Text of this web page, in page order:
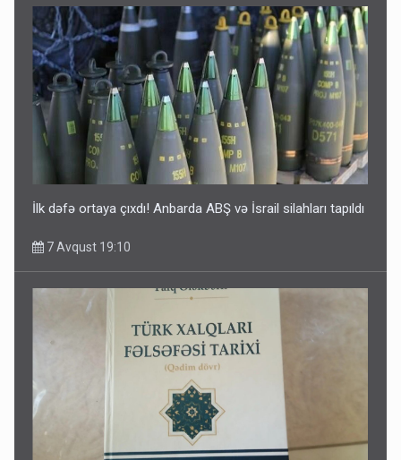
İlk dəfə ortaya çıxdı! Anbarda ABŞ və İsrail silahları tapıldı
7 Avqust 19:10